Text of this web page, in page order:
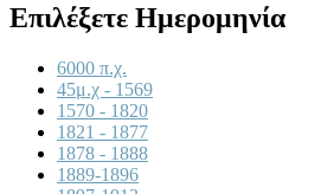
Επιλέξετε Ημερομηνία
6000 π.χ.
45μ.χ - 1569
1570 - 1820
1821 - 1877
1878 - 1888
1889-1896